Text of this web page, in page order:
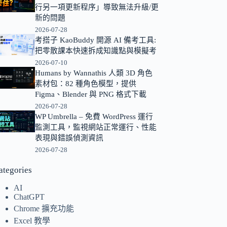
行另一項更新程序」導致無法升級/更
新的問題
2026-07-28
考搭子 KaoBuddy 開源 AI 備考工具:
把零散課本快速拆成知識點與模擬考
2026-07-10
Humans by Wannathis 人類 3D 角色
素材包：82 種角色模型，提供
Figma、Blender 與 PNG 格式下載
2026-07-28
WP Umbrella – 免費 WordPress 運行
監測工具，監視網站正常運行、性能
表現與錯誤偵測資訊
2026-07-28
AI
ChatGPT
Chrome 擴充功能
Excel 教學